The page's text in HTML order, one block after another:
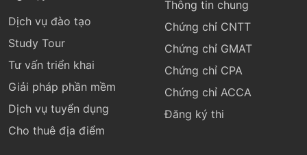
Dịch vụ đào tạo
Study Tour
Tư vấn triển khai
Giải pháp phần mềm
Dịch vụ tuyển dụng
Cho thuê địa điểm
Thông tin chung
Chứng chỉ CNTT
Chứng chỉ GMAT
Chứng chỉ CPA
Chứng chỉ ACCA
Đăng ký thi